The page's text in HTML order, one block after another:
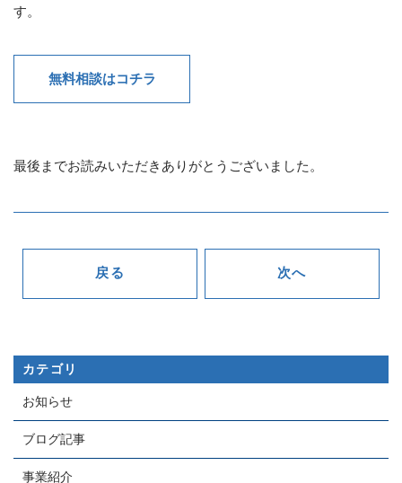
す。
無料相談はコチラ
最後までお読みいただきありがとうございました。
戻る 次へ
カテゴリ
お知らせ
ブログ記事
事業紹介